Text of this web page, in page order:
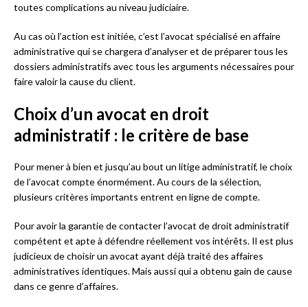
toutes complications au niveau judiciaire.
Au cas où l’action est initiée, c’est l’avocat spécialisé en affaire
administrative qui se chargera d’analyser et de préparer tous les
dossiers administratifs avec tous les arguments nécessaires pour
faire valoir la cause du client.
Choix d’un avocat en droit
administratif : le critère de base
Pour mener à bien et jusqu’au bout un litige administratif, le choix
de l’avocat compte énormément. Au cours de la sélection,
plusieurs critères importants entrent en ligne de compte.
Pour avoir la garantie de contacter l’avocat de droit administratif
compétent et apte à défendre réellement vos intérêts. Il est plus
judicieux de choisir un avocat ayant déjà traité des affaires
administratives identiques. Mais aussi qui a obtenu gain de cause
dans ce genre d’affaires.